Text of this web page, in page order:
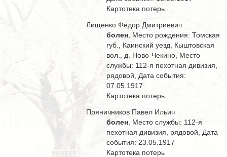
Картотека потерь
Лищенко Федор Дмитриевич
болен , Место рождения: Томская
губ., Каинский уезд, Кыштовская
вол., д. Ново-Чекино, Место
службы: 112-я пехотная дивизия,
рядовой, Дата события:
07.05.1917
Картотека потерь
Пряничников Павел Ильич
болен , Место службы: 112-я
пехотная дивизия, рядовой, Дата
события: 23.05.1917
Картотека потерь